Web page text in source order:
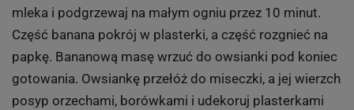
mleka i podgrzewaj na małym ogniu przez 10 minut.
Część banana pokrój w plasterki, a część rozgnieć na
papkę. Bananową masę wrzuć do owsianki pod koniec
gotowania. Owsiankę przełóż do miseczki, a jej wierzch
posyp orzechami, borówkami i udekoruj plasterkami